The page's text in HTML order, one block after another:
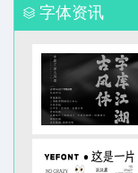
字体资讯